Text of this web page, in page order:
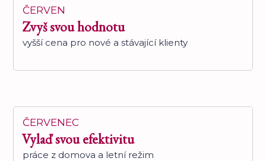
ČERVEN
Zvyš svou hodnotu
vyšší cena pro nové a stávající klienty
ČERVENEC
Vylaď svou efektivitu
práce z domova a letní režim